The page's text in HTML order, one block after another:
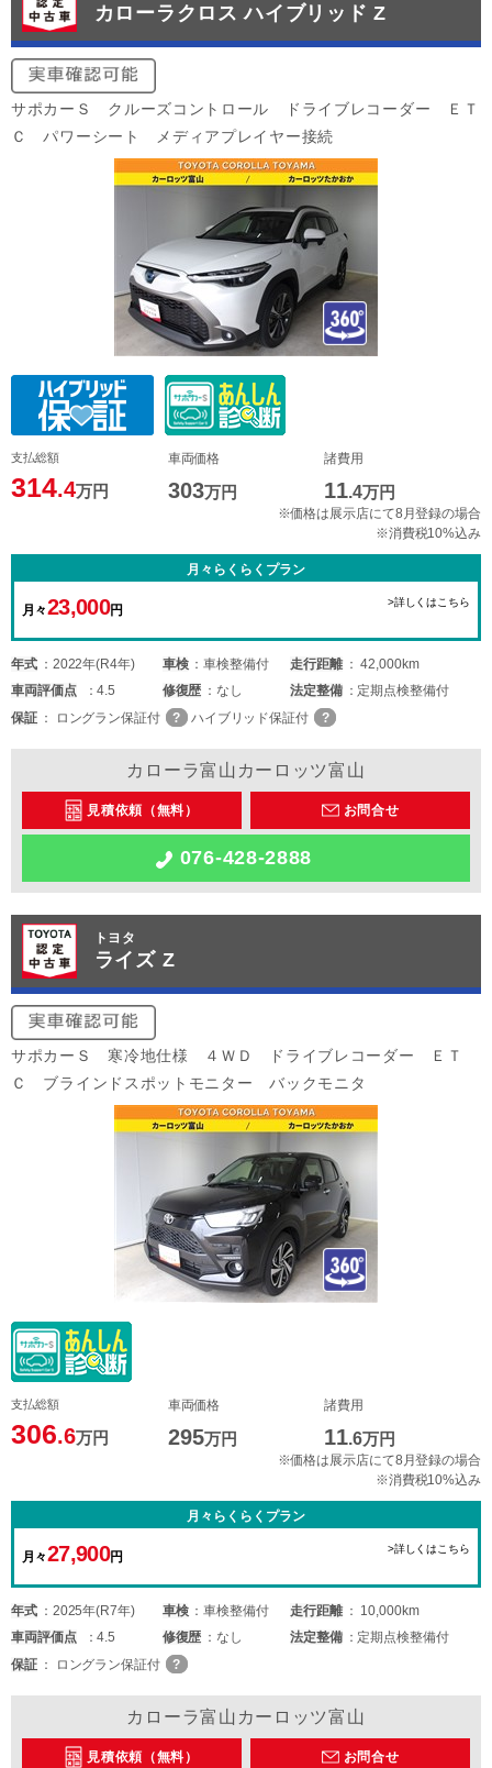
カローラクロス ハイブリッド Z
サポカーＳ クルーズコントロール ドライブレコーダー ＥＴ
Ｃ パワーシート メディアプレイヤー接続
支払総額
314.4万円
車両価格
303万円
諸費用
11.4万円
※価格は展示店にて8月登録の場合
※消費税10%込み
月々らくらくプラン
月々23,000円
>詳しくはこちら
年式 2022年(R4年) 車検 車検整備付 走行距離
42,000km
車両評価点 4.5 修復歴 なし 法定整備
定期点検整備付
保証
ロングラン保証付 ハイブリッド保証付
カローラ富山カーロッツ富山
見積依頼（無料） お問合せ
076-428-2888
トヨタ
ライズ Z
サポカーＳ 寒冷地仕様 ４ＷＤ ドライブレコーダー ＥＴ
Ｃ ブラインドスポットモニター バックモニタ
支払総額
306.6万円
車両価格
295万円
諸費用
11.6万円
※価格は展示店にて8月登録の場合
※消費税10%込み
月々らくらくプラン
月々27,900円
>詳しくはこちら
年式 2025年(R7年) 車検 車検整備付 走行距離
10,000km
車両評価点 4.5 修復歴 なし 法定整備
定期点検整備付
保証
ロングラン保証付
カローラ富山カーロッツ富山
見積依頼（無料） お問合せ